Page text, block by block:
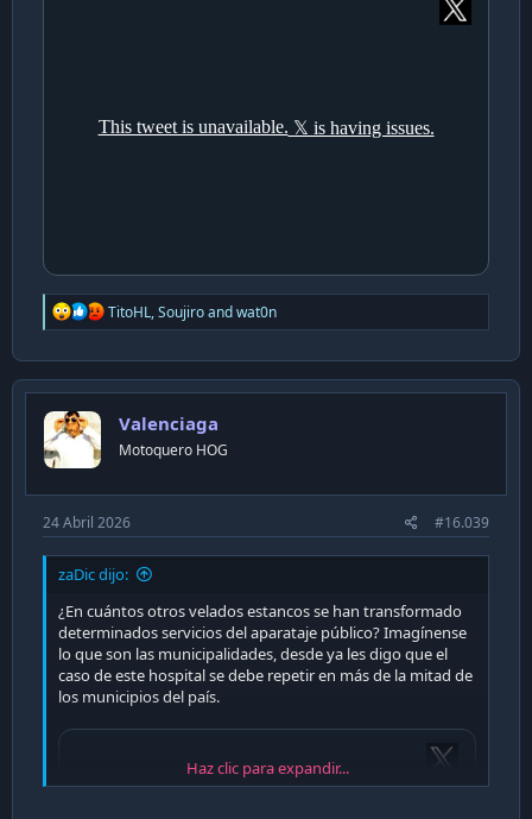
R
e
c
t
TitoHL,Soujiroandwat0n
Valenciaga
Motoquero HOG
24 Abril 2026 #16.039
zaDic dijo:
¿En cuántos otros velados estancos se han transformado
determinados servicios del aparataje público? Imagínense
lo que son las municipalidades, desde ya les digo que el
caso de este hospital se debe repetir en más de la mitad de
los municipios del país.
Haz clic para expandir...